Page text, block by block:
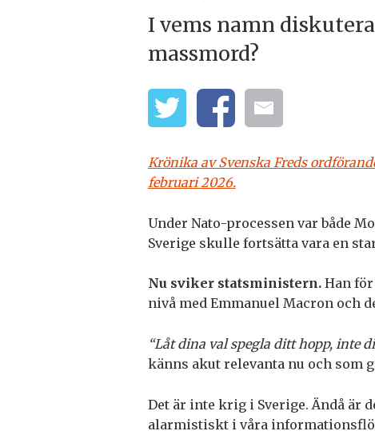
I vems namn
massmord?
Krönika av Svenska Freds
februari 2026.
Under Nato-processen var både
Sverige skulle fortsätta vara en
Nu sviker statsministern.Han för
nivå med Emmanuel Macron och
“Låt dina val spegla ditt hopp, inte
känns akut relevanta nu och som
Det är inte krig i Sverige. Ändå är
alarmistiskt i våra